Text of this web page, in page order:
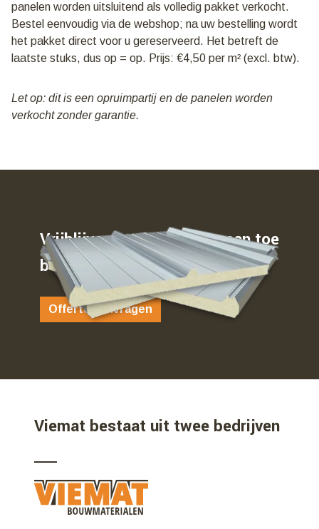
aantal
panelen worden uitsluitend als volledig pakket verkocht.
Bestel eenvoudig via de webshop; na uw bestelling wordt
het pakket direct voor u gereserveerd. Het betreft de
laatste stuks, dus op = op. Prijs: €4,50 per m² (excl. btw).
Let op: dit is een opruimpartij en de panelen worden
verkocht zonder garantie.
Vrijblijvend weten waar u aan toe
bent…
Offerte aanvragen
Viemat bestaat uit twee bedrijven